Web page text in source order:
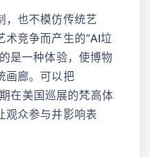
，也不模仿传统艺
竞争而产生的“AI垃
是一种体验，使博物
画廊。可以把
在美国巡展的梵高体
观众参与并影响表